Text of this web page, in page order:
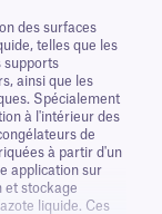
des surfaces
telles que les
supports
ainsi que les
Spécialement
à l'intérieur des
de
à partir d'un
application sur
et stockage
liquide. Ces